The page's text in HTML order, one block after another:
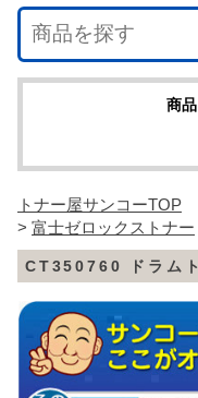
商
トナー屋サンコーTOP
> 富士ゼロックストナー
CT350760 ドラム